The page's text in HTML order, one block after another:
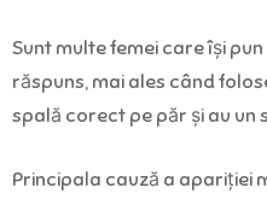
Sunt multe femei care își
răspuns, mai ales când
spală corect pe păr și au un
Principala cauză a apariţiei